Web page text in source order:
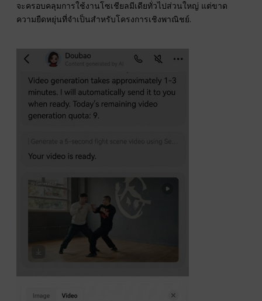
จะครอบคลุมการใช้งานโซเชียลมีเดียทั่วไปส่วนใหญ่ แต่ขาด
ความยืดหยุ่นที่จำเป็นสำหรับโครงการเชิงพาณิชย์.